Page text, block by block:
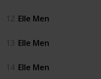
12 Elle Men
13 Elle Men
14 Elle Men